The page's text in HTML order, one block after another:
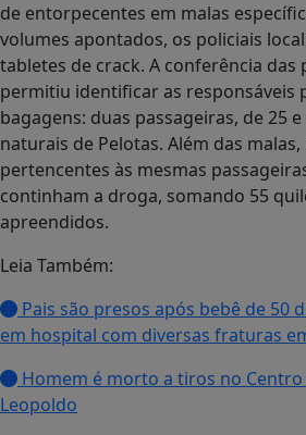
de entorpecentes em malas
volumes apontados, os policiais
tabletes de crack. A conferência das
permitiu identificar as responsáveis
bagagens: duas passageiras, de 25 e
naturais de Pelotas. Além das
pertencentes às mesmas
continham a droga, somando 55
apreendidos.
Leia Também:
Pais são presos após bebê de 50
em hospital com diversas fraturas
Homem é morto a tiros no Centro
Leopoldo